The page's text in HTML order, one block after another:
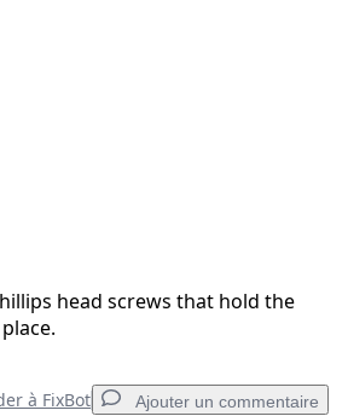
head screws that hold the
à FixBot Ajouter un commentaire